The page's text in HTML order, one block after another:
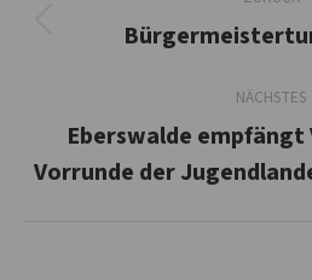
NÄCHSTES
Eberswalde
Vorrunde der